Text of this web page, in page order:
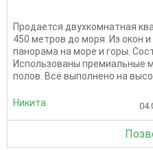
Продается двухкомнатная
450 метров до моря. Из окон
панорама на море и горы.
Использованы премиальные
полов. Всё выполнено на
Никита